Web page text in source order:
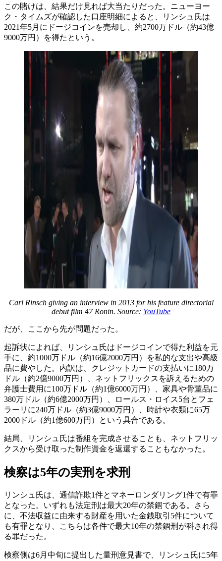
この賭けは、結果だけ見れば大当たりだった。ニューヨー
ク・タイムズが確認した口座明細によると、リンシュ氏は
2021年5月にドージコインを売却し、約2700万ドル（約43億
9000万円）を得たという。
Carl Rinsch giving an interview in 2013 for his feature directorial
debut film 47 Ronin. Source: YouTube
だが、ここから先が問題だった。
起訴状によれば、リンシュ氏はドージコインで得た利益を元
手に、約1000万ドル（約16億2000万円）を私的な支出や高級
品に費やした。内訳は、クレジットカードの支払いに180万
ドル（約2億9000万円）、ネットフリックスを訴えるための
弁護士費用に100万ドル（約1億6000万円）、家具や骨董品に
380万ドル（約6億2000万円）、ロールス・ロイス5台とフェ
ラーリに240万ドル（約3億9000万円）、時計や衣類に65万
2000ドル（約1億600万円）という具合である。
結局、リンシュ氏は番組を完成させることも、ネットフリッ
クスから受け取った制作資金を返還することもなかった。
検察は5年の実刑を求刑
リンシュ氏は、通信詐欺1件とマネーロンダリング1件で有罪
となった。いずれも法定刑は最大20年の禁錮である。さら
に、不法収益に由来する財産を用いた金銭取引5件について
も有罪となり、こちらは各件で最大10年の禁錮刑が科され得
る罪だった。
検察側は6月中旬に提出した量刑意見書で、リンシュ氏に5年